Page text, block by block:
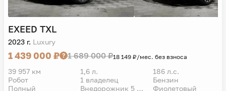
EXEED TXL
2023 г. Luxury
1 439 000 ₽ 1 689 000 ₽18 149 ₽/мес. без взноса
39 957 км 1,6 л.
186 л.с.
Робот
1 владелец
Бензин
Полный
Внедорожник 5 дв. Фиолетовый